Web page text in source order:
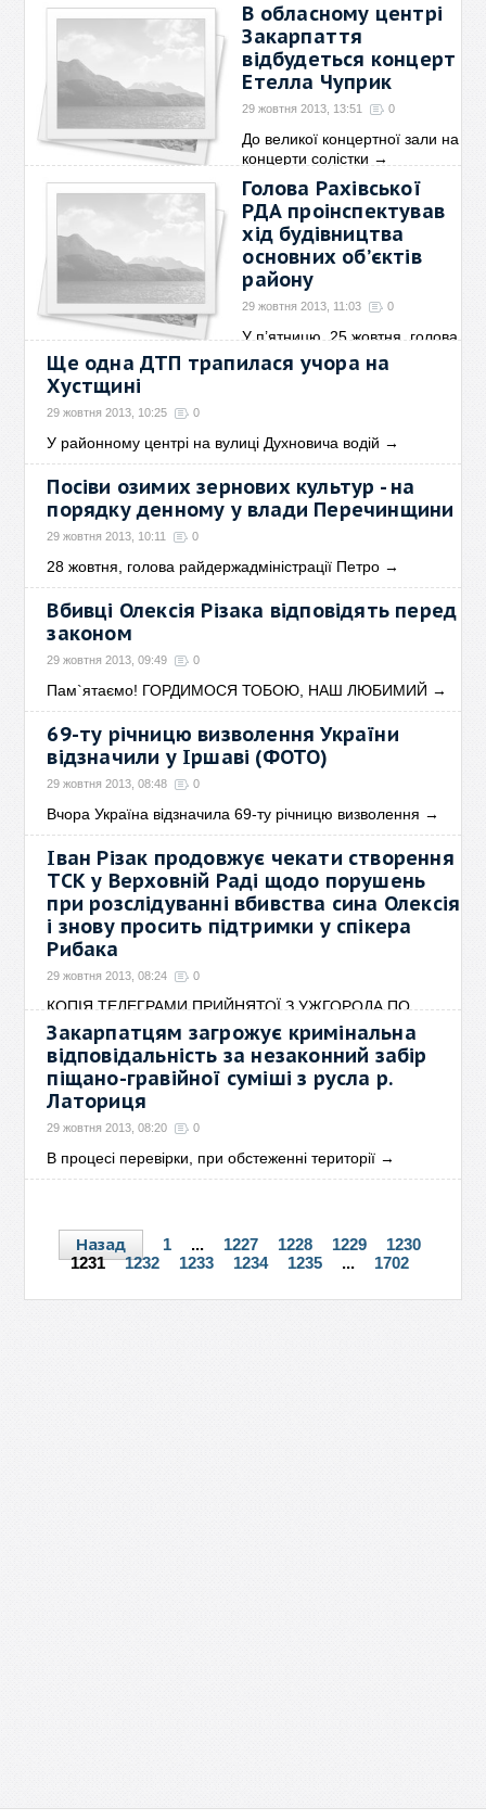
В обласному центрі
Закарпаття
відбудеться концерт
Етелла Чуприк
29 жовтня 2013, 13:51 0
До великої концертної зали на
концерти солістки →
Голова Рахівської
РДА проінспектував
хід будівництва
основних об’єктів
району
29 жовтня 2013, 11:03 0
У п’ятницю, 25 жовтня, голова
державної→
Ще одна ДТП трапилася учора на
Хустщині
29 жовтня 2013, 10:25 0
У районному центрі на вулиці Духновича водій →
Посіви озимих зернових культур - на
порядку денному у влади Перечинщини
29 жовтня 2013, 10:11 0
28 жовтня, голова райдержадміністрації Петро →
Вбивці Олексія Різака відповідять перед
законом
29 жовтня 2013, 09:49 0
Пам`ятаємо! ГОРДИМОСЯ ТОБОЮ, НАШ ЛЮБИМИЙ →
69-ту річницю визволення України
відзначили у Іршаві (ФОТО)
29 жовтня 2013, 08:48 0
Вчора Україна відзначила 69-ту річницю визволення →
Іван Різак продовжує чекати створення
ТСК у Верховній Раді щодо порушень
при розслідуванні вбивства сина Олексія
і знову просить підтримки у спікера
Рибака
29 жовтня 2013, 08:24 0
КОПІЯ ТЕЛЕГРАМИ ПРИЙНЯТОЇ З УЖГОРОДА ПО
ТЕЛЕФОНУ→
Закарпатцям загрожує кримінальна
відповідальність за незаконний забір
піщано-гравійної суміші з русла р.
Латориця
29 жовтня 2013, 08:20 0
В процесі перевірки, при обстеженні території →
Назад 1 ... 1227 1228 1229
1230
1231
1232 1233 1234 1235 ... 1702